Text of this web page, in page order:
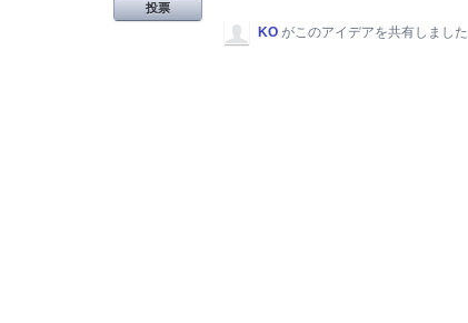
投票
KO がこのアイデアを共有しました